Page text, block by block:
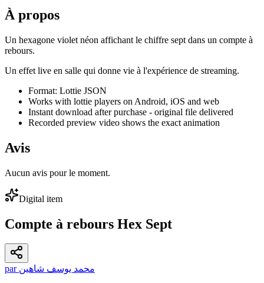
À propos
Un hexagone violet néon affichant le chiffre sept dans un compte à
rebours.
Un effet live en salle qui donne vie à l'expérience de streaming.
Format: Lottie JSON
Works with lottie players on Android, iOS and web
Instant download after purchase - original file delivered
Recorded preview video shows the exact animation
Avis
Aucun avis pour le moment.
Digital item
Compte à rebours Hex Sept
par محمد يوسف شاهين